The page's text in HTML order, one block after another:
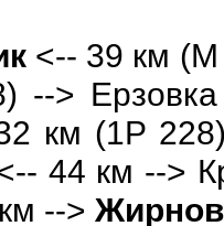
<-- 39 км
-->
км (1Р
44 км -->
-->